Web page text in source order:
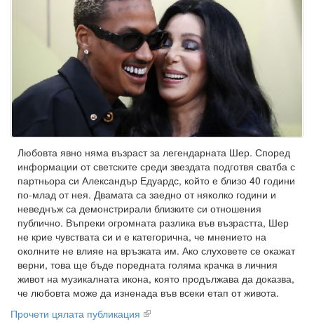
Любовта явно няма възраст за легендарната Шер. Според
информации от светските среди звездата подготвя сватба с
партньора си Александър Едуардс, който е близо 40 години
по-млад от нея. Двамата са заедно от няколко години и
неведнъж са демонстрирали близките си отношения
публично. Въпреки огромната разлика във възрастта, Шер
не крие чувствата си и е категорична, че мнението на
околните не влияе на връзката им. Ако слуховете се окажат
верни, това ще бъде поредната голяма крачка в личния
живот на музикалната икона, която продължава да доказва,
че любовта може да изненада във всеки етап от живота.
Прочети цялата публикация